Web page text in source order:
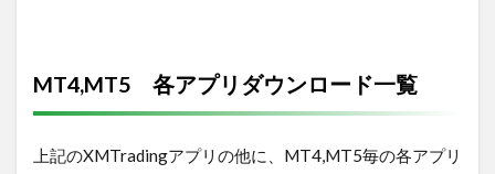
MT4,MT5 各アプリダウンロード一覧
上記のXMTradingアプリの他に、MT4,MT5毎の各アプリ